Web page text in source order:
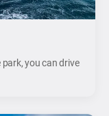
park, you can drive